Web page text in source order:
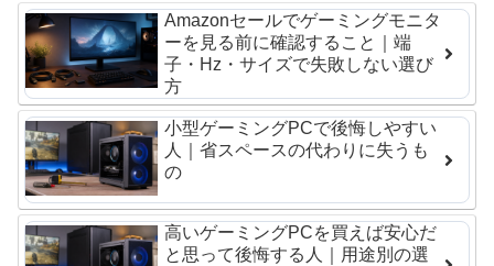
Amazonセールでゲーミングモニタ
ーを見る前に確認すること｜端
子・Hz・サイズで失敗しない選び
方
小型ゲーミングPCで後悔しやすい
人｜省スペースの代わりに失うも
の
高いゲーミングPCを買えば安心だ
と思って後悔する人｜用途別の選